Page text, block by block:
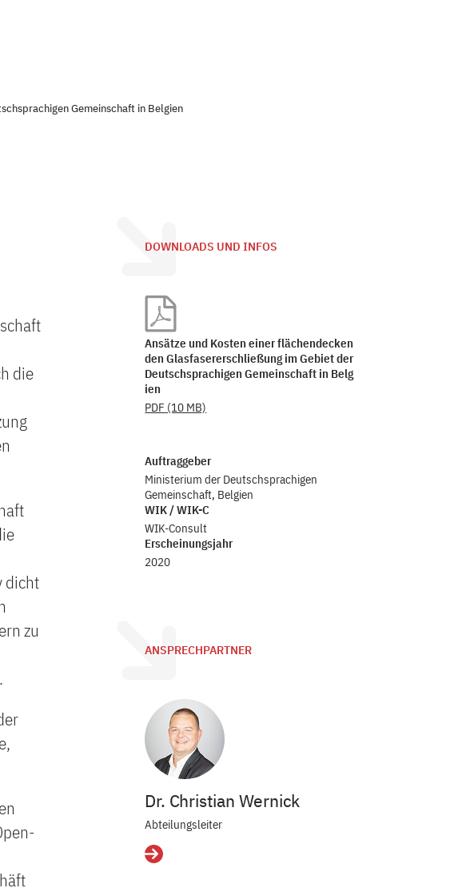
Gemeinschaft in Belgien
die
dicht
zu
DOWNLOADS UND INFOS
Ansätze und Kosten einer flächendecken
den Glasfasererschließung im Gebiet der
Deutschsprachigen Gemeinschaft in Belg
ien
PDF (10 MB)
Auftraggeber
Ministerium der Deutschsprachigen
Gemeinschaft, Belgien
WIK / WIK-C
WIK-Consult
Erscheinungsjahr
2020
ANSPRECHPARTNER
Dr. Christian Wernick
Abteilungsleiter
Details